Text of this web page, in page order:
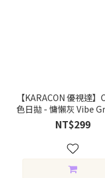
【KARACON 優視達】
色日拋 - 慵懶灰 Vibe
片裝)
NT$299